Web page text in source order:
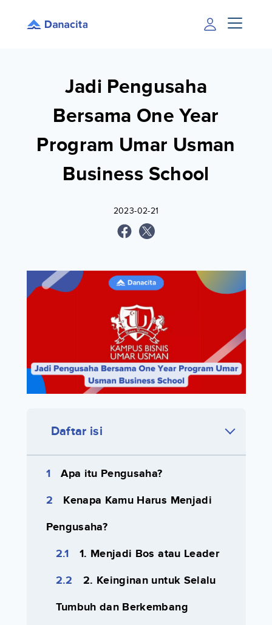
Jadi Pengusaha
Bersama One Year
Program Umar Usman
Business School
2023-02-21
Daftar isi
Apa itu Pengusaha?
Kenapa Kamu Harus Menjadi
Pengusaha?
1. Menjadi Bos atau Leader
2. Keinginan untuk Selalu
Tumbuh dan Berkembang